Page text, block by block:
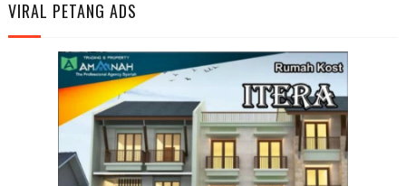
VIRAL PETANG ADS